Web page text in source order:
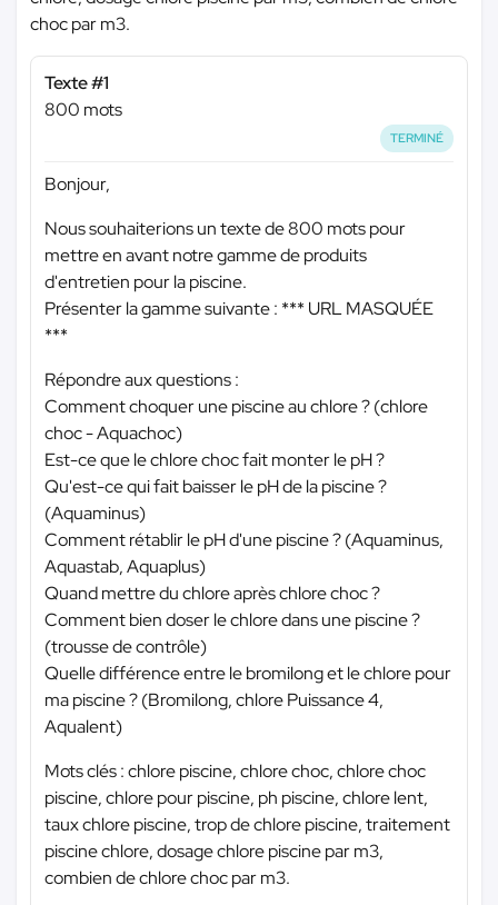
choc par m3.
Texte #1
800 mots
TERMINÉ
Bonjour,
Nous souhaiterions un texte de 800 mots pour
mettre en avant notre gamme de produits
d'entretien pour la piscine.
Présenter la gamme suivante : *** URL MASQUÉE
***
Répondre aux questions :
Comment choquer une piscine au chlore ? (chlore
choc - Aquachoc)
Est-ce que le chlore choc fait monter le pH ?
Qu'est-ce qui fait baisser le pH de la piscine ?
(Aquaminus)
Comment rétablir le pH d'une piscine ? (Aquaminus,
Aquastab, Aquaplus)
Quand mettre du chlore après chlore choc ?
Comment bien doser le chlore dans une piscine ?
(trousse de contrôle)
Quelle différence entre le bromilong et le chlore pour
ma piscine ? (Bromilong, chlore Puissance 4,
Aqualent)
Mots clés : chlore piscine, chlore choc, chlore choc
piscine, chlore pour piscine, ph piscine, chlore lent,
taux chlore piscine, trop de chlore piscine, traitement
piscine chlore, dosage chlore piscine par m3,
combien de chlore choc par m3.